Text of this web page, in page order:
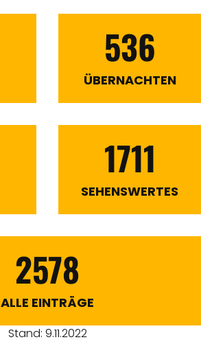
536
ÜBERNACHTEN
1711
SEHENSWERTES
2578
ALLE EINTRÄGE
Stand: 9.11.2022